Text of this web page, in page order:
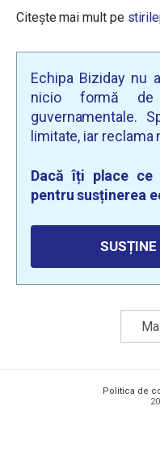
Citește mai mult pe
Echipa Biziday nu
nicio formă de
guvernamentale.
limitate, iar reclama
Dacă îți place
pentru susținerea
Politica de